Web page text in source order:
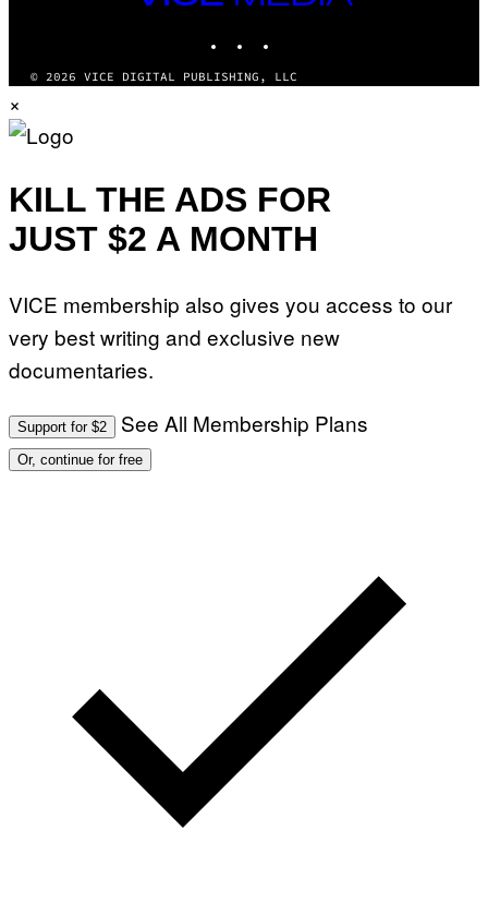
MEDIA
© 2026 VICE DIGITAL PUBLISHING, LLC
×
KILL THE ADS FOR
JUST $2 A MONTH
VICE membership also gives you access to our
very best writing and exclusive new
documentaries.
Support for $2 See All Membership Plans
Or, continue for free